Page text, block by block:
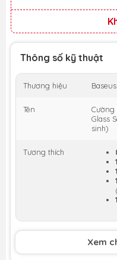
Thông số kỹ thuật
Thương hiệu Baseus
Tên
Cường
Glass
sinh)
Tương thích
Xem